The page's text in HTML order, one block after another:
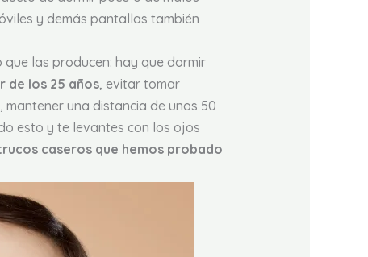
y demás pantallas también
las producen: hay que dormir
de los 25 años, evitar tomar
una distancia de unos 50
esto y te levantes con los ojos
caseros que hemos probado